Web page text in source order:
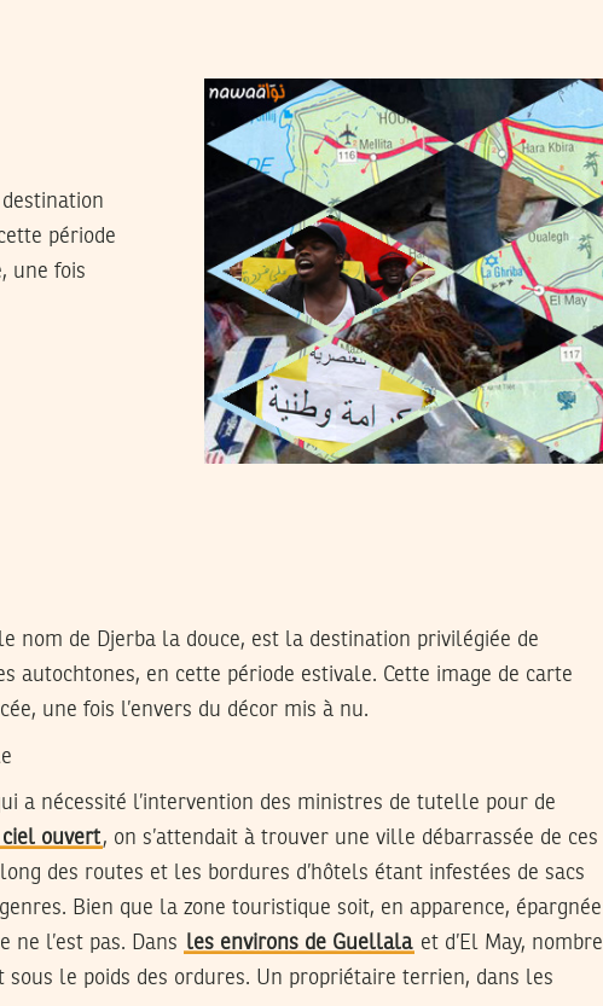
période
une fois
nom de Djerba la douce, est la destination privilégiée de
autochtones, en cette période estivale. Cette image de carte
une fois l’envers du décor mis à nu.
a nécessité l’intervention des ministres de tutelle pour de
ouvert, on s’attendait à trouver une ville débarrassée de ces
des routes et les bordures d’hôtels étant infestées de sacs
Bien que la zone touristique soit, en apparence, épargnée
ne l’est pas. Dans les environs de Guellala et d’El May, nombre
le poids des ordures. Un propriétaire terrien, dans les